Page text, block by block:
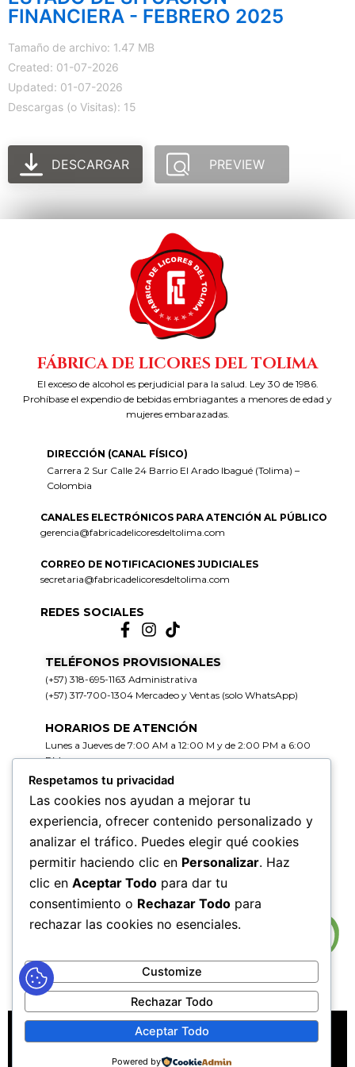
FINANCIERA - FEBRERO 2025
Tamaño de archivo: 1.47 MB
Created: 01-07-2026
Updated: 01-07-2026
Descargas (o Visitas): 15
DESCARGAR PREVIEW
FÁBRICA DE LICORES DEL TOLIMA
El exceso de alcohol es perjudicial para la salud. Ley 30 de 1986.
Prohíbase el expendio de bebidas embriagantes a menores de edad y
mujeres embarazadas.
DIRECCIÓN (CANAL FÍSICO)
Carrera 2 Sur Calle 24 Barrio El Arado Ibagué (Tolima) –
Colombia
CANALES ELECTRÓNICOS PARA ATENCIÓN AL PÚBLICO
gerencia@fabricadelicoresdeltolima.com
CORREO DE NOTIFICACIONES JUDICIALES
secretaria@fabricadelicoresdeltolima.com
REDES SOCIALES
TELÉFONOS PROVISIONALES
(+57) 318-695-1163 Administrativa
(+57) 317-700-1304 Mercadeo y Ventas (solo WhatsApp)
HORARIOS DE ATENCIÓN
Lunes a Jueves de 7:00 AM a 12:00 M y de 2:00 PM a 6:00
PM
Viernes de 7:00 AM a 12:00 M y de 2:00 PM a 5:00 PM
HORARIOS DE RADICACIÓN DE
CORRESPONDENCIA
Lunes a Jueves de 7:30 AM a 11:30 AM y de 2:00 PM a 5:00
PM
Viernes de 7:30 AM a 11:30 PM y de 2:00 PM a 4:00 PM
MAPA DEL SITIOPOLÍTICAS DE PRIVACIDAD
POLÍTICAS DE DERECHOS DE AUTOR
Respetamos tu privacidad
Las cookies nos ayudan a mejorar tu
experiencia, ofrecer contenido personalizado y
analizar el tráfico. Puedes elegir qué cookies
permitir haciendo clic en Personalizar. Haz
clic en Aceptar Todo para dar tu
consentimiento o Rechazar Todo para
rechazar las cookies no esenciales.
Customize
Rechazar Todo
Aceptar Todo
Powered by